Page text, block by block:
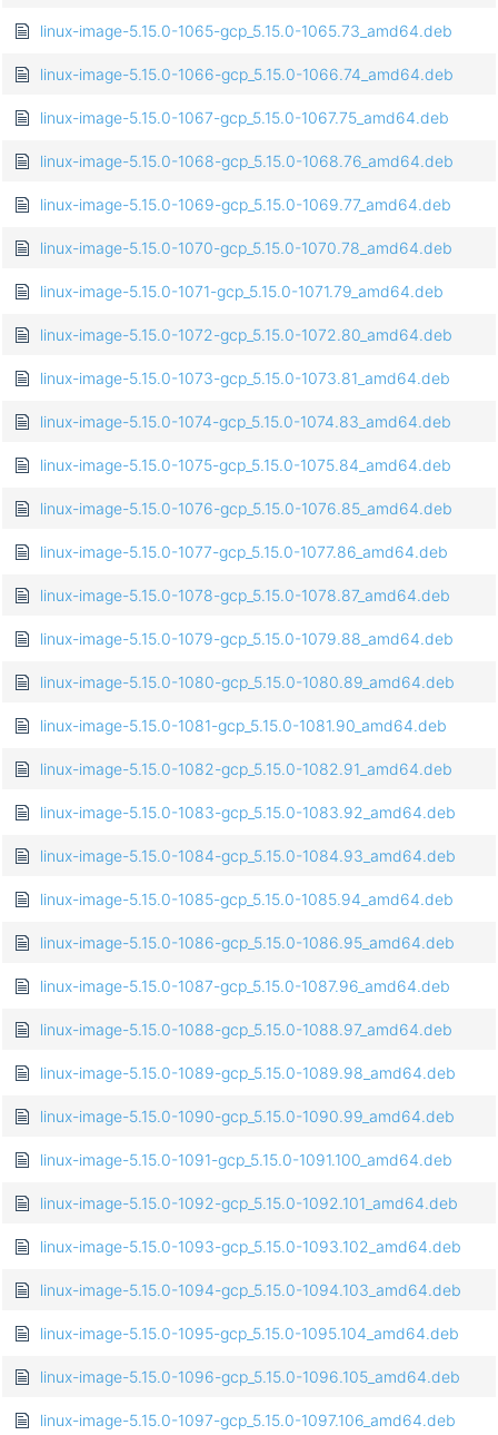
linux-image-5.15.0-1065-gcp_5.15.0-1065.73_amd64.deb
linux-image-5.15.0-1066-gcp_5.15.0-1066.74_amd64.deb
linux-image-5.15.0-1067-gcp_5.15.0-1067.75_amd64.deb
linux-image-5.15.0-1068-gcp_5.15.0-1068.76_amd64.deb
linux-image-5.15.0-1069-gcp_5.15.0-1069.77_amd64.deb
linux-image-5.15.0-1070-gcp_5.15.0-1070.78_amd64.deb
linux-image-5.15.0-1071-gcp_5.15.0-1071.79_amd64.deb
linux-image-5.15.0-1072-gcp_5.15.0-1072.80_amd64.deb
linux-image-5.15.0-1073-gcp_5.15.0-1073.81_amd64.deb
linux-image-5.15.0-1074-gcp_5.15.0-1074.83_amd64.deb
linux-image-5.15.0-1075-gcp_5.15.0-1075.84_amd64.deb
linux-image-5.15.0-1076-gcp_5.15.0-1076.85_amd64.deb
linux-image-5.15.0-1077-gcp_5.15.0-1077.86_amd64.deb
linux-image-5.15.0-1078-gcp_5.15.0-1078.87_amd64.deb
linux-image-5.15.0-1079-gcp_5.15.0-1079.88_amd64.deb
linux-image-5.15.0-1080-gcp_5.15.0-1080.89_amd64.deb
linux-image-5.15.0-1081-gcp_5.15.0-1081.90_amd64.deb
linux-image-5.15.0-1082-gcp_5.15.0-1082.91_amd64.deb
linux-image-5.15.0-1083-gcp_5.15.0-1083.92_amd64.deb
linux-image-5.15.0-1084-gcp_5.15.0-1084.93_amd64.deb
linux-image-5.15.0-1085-gcp_5.15.0-1085.94_amd64.deb
linux-image-5.15.0-1086-gcp_5.15.0-1086.95_amd64.deb
linux-image-5.15.0-1087-gcp_5.15.0-1087.96_amd64.deb
linux-image-5.15.0-1088-gcp_5.15.0-1088.97_amd64.deb
linux-image-5.15.0-1089-gcp_5.15.0-1089.98_amd64.deb
linux-image-5.15.0-1090-gcp_5.15.0-1090.99_amd64.deb
linux-image-5.15.0-1091-gcp_5.15.0-1091.100_amd64.deb
linux-image-5.15.0-1092-gcp_5.15.0-1092.101_amd64.deb
linux-image-5.15.0-1093-gcp_5.15.0-1093.102_amd64.deb
linux-image-5.15.0-1094-gcp_5.15.0-1094.103_amd64.deb
linux-image-5.15.0-1095-gcp_5.15.0-1095.104_amd64.deb
linux-image-5.15.0-1096-gcp_5.15.0-1096.105_amd64.deb
linux-image-5.15.0-1097-gcp_5.15.0-1097.106_amd64.deb